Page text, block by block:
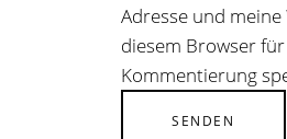
Adresse und meine
diesem Browser
Kommentierung